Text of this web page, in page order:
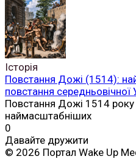
Історія
Повстання Дожі (1514):
повстання
Повстання Дожі 1514 року
наймасштабніших
0
Давайте дружити
© 2026 Портал Wake Up